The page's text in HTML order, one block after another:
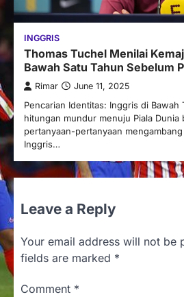
INGGRIS
Thomas Tuchel Menilai
Bawah Satu Tahun Sebelum
Rimar June 11, 2025
Pencarian Identitas: Inggris di Bawah
hitungan mundur menuju Piala Dunia
pertanyaan-pertanyaan
Inggris…
Leave a Reply
Your email address will not be
fields are marked *
Comment *